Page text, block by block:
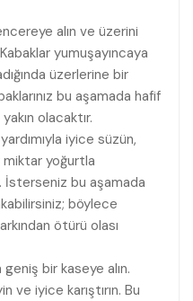
alın ve üzerini
yumuşayıncaya
üzerlerine bir
bu aşamada hafif
olacaktır.
iyice süzün,
miktar yoğurtla
İsterseniz bu aşamada
böylece
ötürü olası
bir kaseye alın.
ve iyice karıştırın. Bu